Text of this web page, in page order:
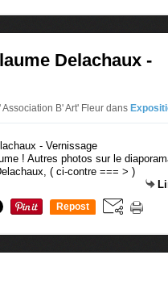
Delachaux -
B' Art' Fleur dans
! Autres photos sur le
( ci-contre === > )
Repost